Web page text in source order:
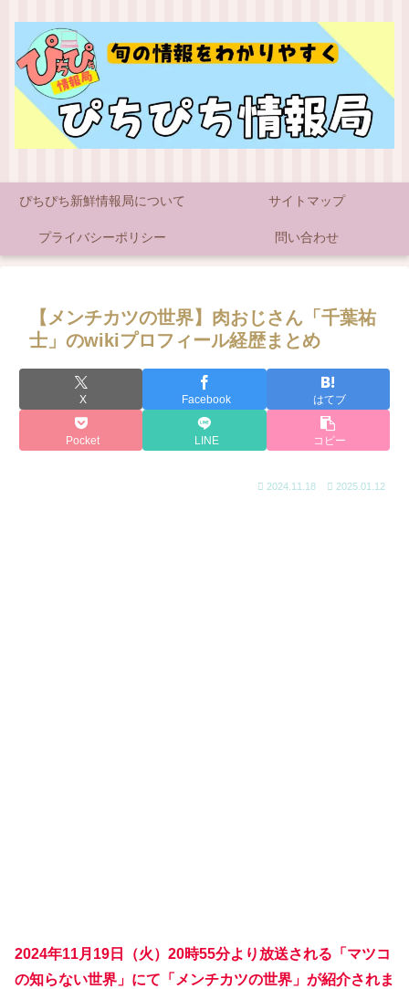
ぴちぴち新鮮情報局について サイトマップ
プライバシーポリシー 問い合わせ
【メンチカツの世界】肉おじさん「千葉祐
士」のwikiプロフィール経歴まとめ
X Facebook はてブ
Pocket LINE コピー
2024.11.18 2025.01.12
2024年11月19日（火）20時55分より放送される「マツコ
の知らない世界」にて「メンチカツの世界」が紹介されま